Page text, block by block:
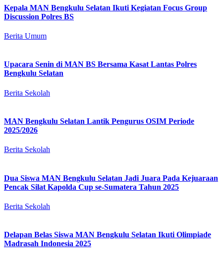
Kepala MAN Bengkulu Selatan Ikuti Kegiatan Focus Group
Discussion Polres BS
Berita Umum
Upacara Senin di MAN BS Bersama Kasat Lantas Polres
Bengkulu Selatan
Berita Sekolah
MAN Bengkulu Selatan Lantik Pengurus OSIM Periode
2025/2026
Berita Sekolah
Dua Siswa MAN Bengkulu Selatan Jadi Juara Pada Kejuaraan
Pencak Silat Kapolda Cup se-Sumatera Tahun 2025
Berita Sekolah
Delapan Belas Siswa MAN Bengkulu Selatan Ikuti Olimpiade
Madrasah Indonesia 2025